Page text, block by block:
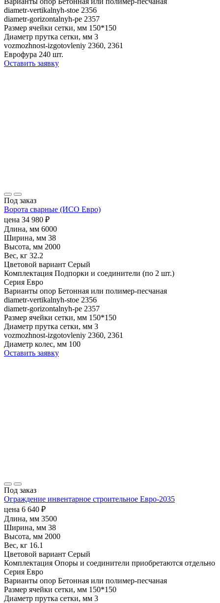
diametr-vertikalnyh-stoe 2356
diametr-gorizontalnyh-pe 2357
Размер ячейки сетки, мм 150*150
Диаметр прутка сетки, мм 3
vozmozhnost-izgotovleniy 2360, 2361
Еврофура 240 шт.
Оставить заявку
Под заказ
Ворота сварные (ИСО Евро)
цена 34 980 ₽
Длина, мм 6000
Ширина, мм 38
Высота, мм 2000
Вес, кг 32.2
Цветовой вариант Серый
Комплектация Подпорки и соединители (по 2 шт.)
Серия Евро
Варианты опор Бетонная или полимер-песчаная
diametr-vertikalnyh-stoe 2356
diametr-gorizontalnyh-pe 2357
Размер ячейки сетки, мм 150*150
Диаметр прутка сетки, мм 3
vozmozhnost-izgotovleniy 2360, 2361
Диаметр колес, мм 100
Оставить заявку
Под заказ
Ограждение инвентарное строительное Евро-2035
цена 6 640 ₽
Длина, мм 3500
Ширина, мм 38
Высота, мм 2000
Вес, кг 16.1
Цветовой вариант Серый
Комплектация Опоры и соединители приобретаются отдельно
Серия Евро
Варианты опор Бетонная или полимер-песчаная
Размер ячейки сетки, мм 150*150
Диаметр прутка сетки, мм 3